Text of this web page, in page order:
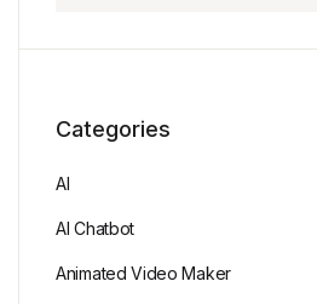
Categories
AI
AI Chatbot
Animated Video Maker